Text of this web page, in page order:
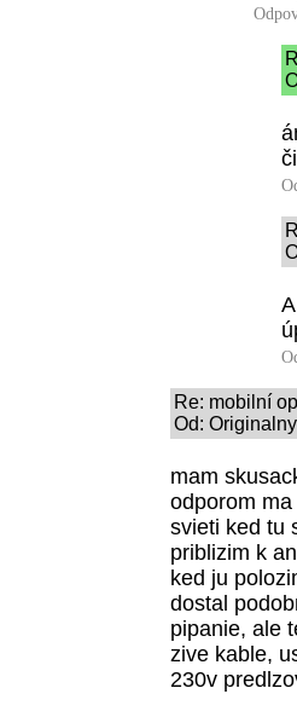
Re: mobilní
Od:
mam
odporom
svieti ked tu
priblizim k
ked ju
dostal
pipanie, ale
zive kable,
230v